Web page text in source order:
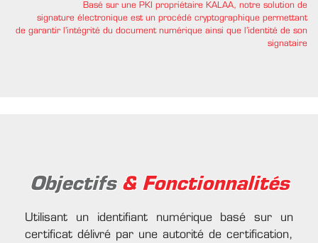
Basé sur une PKI propriétaire KALAA, notre solution de
signature électronique est un procédé cryptographique permettant
de garantir l’intégrité du document numérique ainsi que l’identité de son
signataire
Objectifs & Fonctionnalités
Utilisant un identifiant numérique basé sur un
certificat délivré par une autorité de certification,